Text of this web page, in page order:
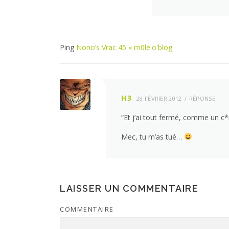
Ping Nono’s Vrac 45 « m0le'o'blog
H3 28 FÉVRIER 2012 RÉPONSE
“Et j’ai tout fermé, comme un
Mec, tu m’as tué…
LAISSER UN COMMENTAIRE
COMMENTAIRE